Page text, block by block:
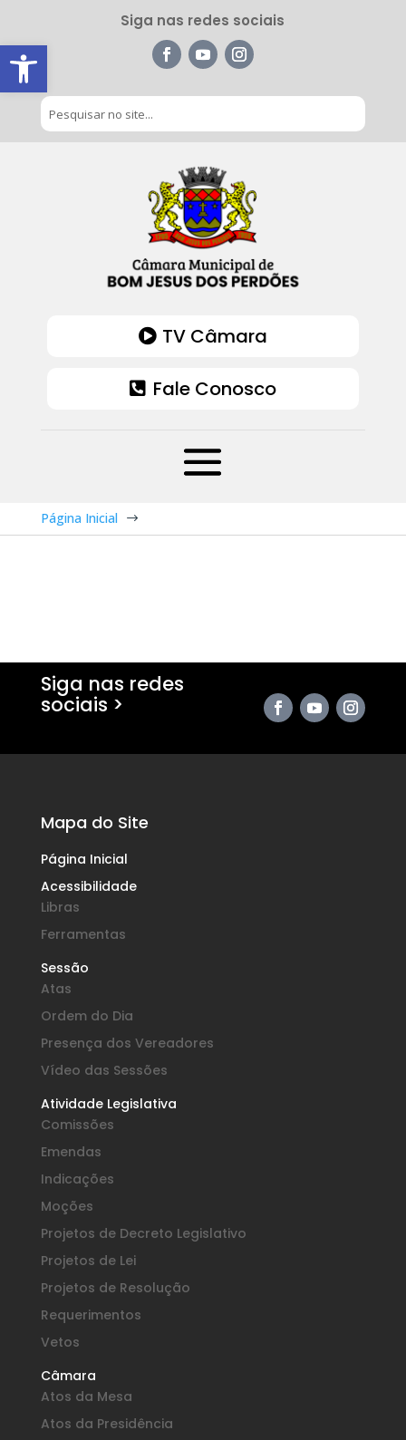
Barra de Ferramentas Aberta
Siga nas redes sociais
TV Câmara
Fale Conosco
Página Inicial $
Siga nas redes
sociais >
Mapa do Site
Página Inicial
Acessibilidade
Libras
Ferramentas
Sessão
Atas
Ordem do Dia
Presença dos Vereadores
Vídeo das Sessões
Atividade Legislativa
Comissões
Emendas
Indicações
Moções
Projetos de Decreto Legislativo
Projetos de Lei
Projetos de Resolução
Requerimentos
Vetos
Câmara
Atos da Mesa
Atos da Presidência